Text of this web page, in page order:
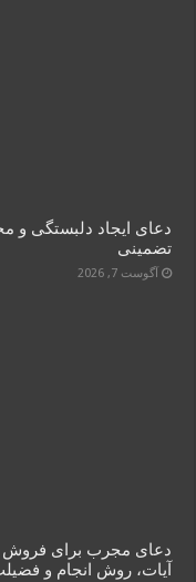
دعای ایجاد دلبستگی و
تضمینی
آگوست 7, 2026
دعای مجرب برای فروش
آیات، روش انجام و